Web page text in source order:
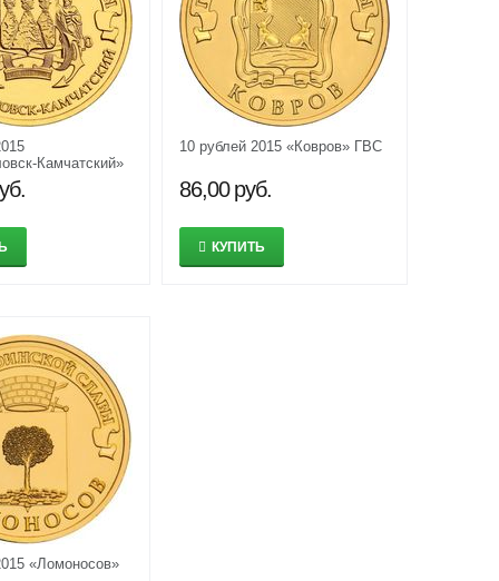
Камчатский»
10 рублей 2015 «Ковров» ГВС
86,00 руб.
КУПИТЬ
«Ломоносов»